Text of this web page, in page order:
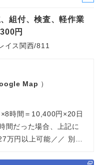
組付、検査、軽作業
円
イス関西/811
Map ）
時間＝10,400円×20日
間だった場合、上記に
万円以上可能／／ 別…